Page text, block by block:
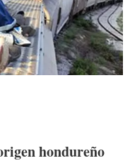
hondureño